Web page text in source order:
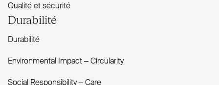
Qualité et sécurité
Durabilité
Durabilité
Envi­ronmental Impact – Cir­cularity
Social Responsibility – Care